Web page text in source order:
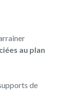
au plan
de